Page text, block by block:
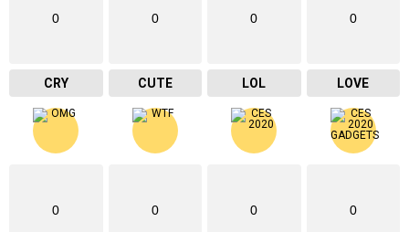
0
CRY
0
CUTE
0
LOL
0
LOVE
0 0 0 0